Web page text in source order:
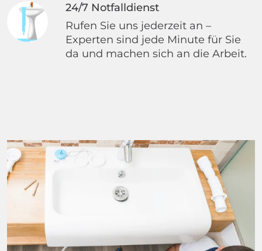
24/7 Notfalldienst
Rufen Sie uns jederzeit an –
Experten sind jede Minute für Sie
da und machen sich an die Arbeit.